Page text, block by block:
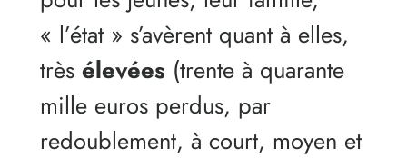
« l’état » s’avèrent quant à elles,
très élevées (trente à quarante
mille euros perdus, par
redoublement, à court, moyen et